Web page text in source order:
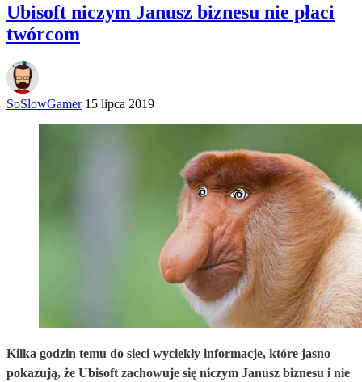
Ubisoft niczym Janusz biznesu nie płaci
twórcom
SoSlowGamer 15 lipca 2019
Kilka godzin temu do sieci wyciekły informacje, które jasno
pokazują, że Ubisoft zachowuje się niczym Janusz biznesu i nie